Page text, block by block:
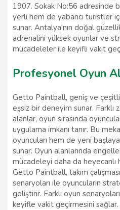
1907. Sokak No:56 adresinde
yerli hem de yabancı turistler
sunar. Antalya'nın doğal
adrenalini yüksek oyunlar ve
mücadeleler ile keyifli vakit
Profesyonel Oyun
Getto Paintball, geniş ve
eşsiz bir deneyim sunar. Farklı
alanlar, oyun sırasında
uygulama imkanı tanır. Bu
oyuncuları hem de yeni
sunar. Oyun alanlarında
mücadeleyi daha da heyecanlı
Getto Paintball, takım
senaryoları ile oyuncuların
geliştirir. Farklı oyun
keyifle vakit geçirmesini sağlar.